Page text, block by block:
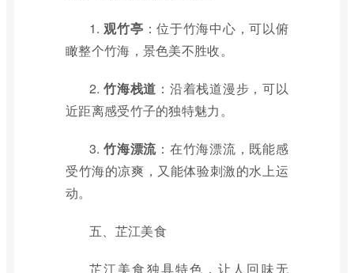
1.观竹亭 ：位于竹海中心，可以俯
瞰整个竹海，景色美不胜收。
2.竹海栈道 ：沿着栈道漫步，可以
近距离感受竹子的独特魅力。
3.竹海漂流 ：在竹海漂流，既能感
受竹海的凉爽，又能体验刺激的水上运
动。
五、芷江美食
芷江美食独具特色，让人回味无